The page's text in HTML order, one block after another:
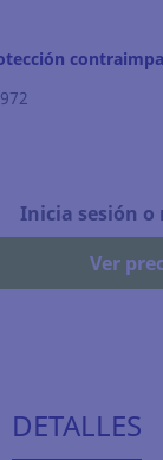
Inicia sesión o
Ver
DETALLES